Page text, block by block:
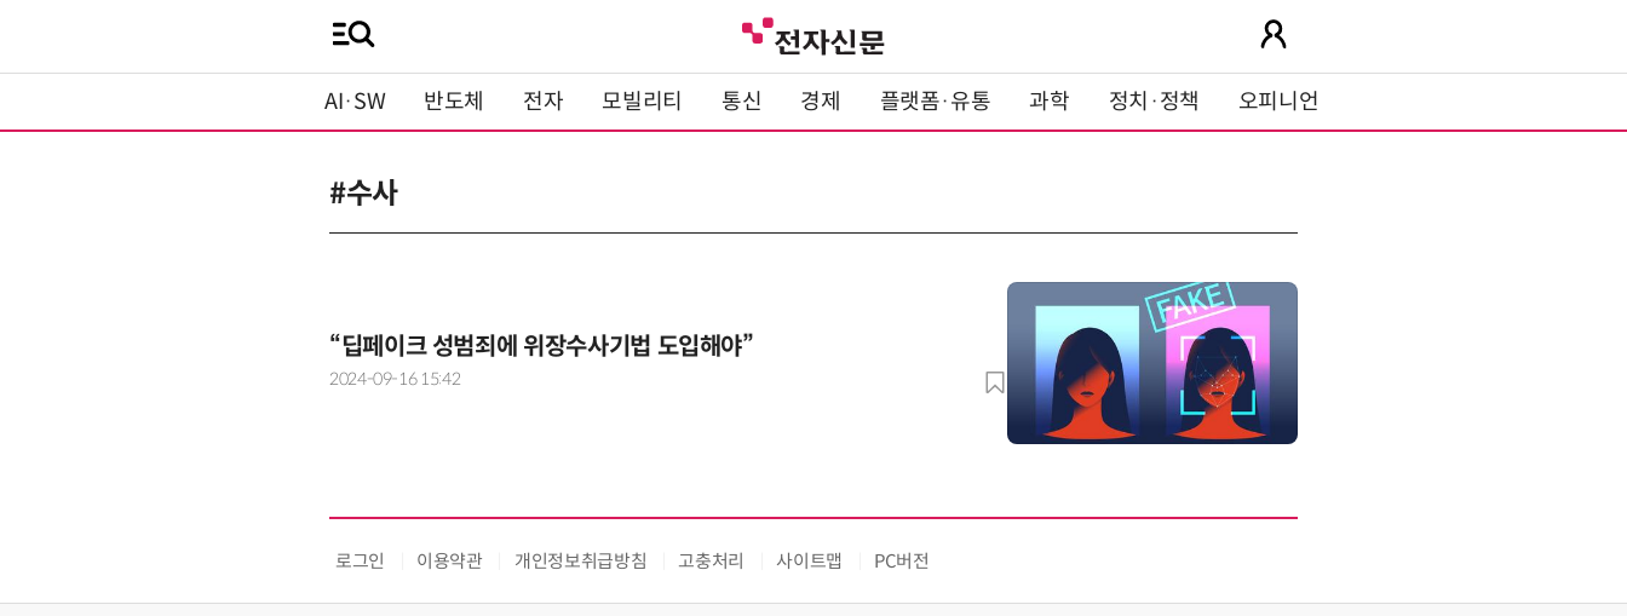
AI·SW 반도체 전자 모빌리티 통신 경제 플랫폼·유통 과학 정치·정책 오피니언
#수사
“딥페이크 성범죄에 위장수사기법 도입해야”
2024-09-16 15:42
로그인 이용약관 개인정보취급방침 고충처리 사이트맵 PC버전